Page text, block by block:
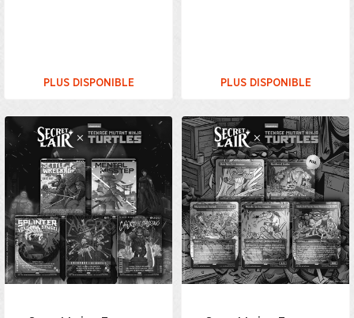
PLUS DISPONIBLE PLUS DISPONIBLE